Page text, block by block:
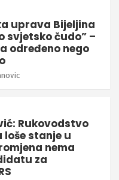
uprava Bijeljina
svjetsko čudo” –
određeno nego
Rukovodstvo
loše stanje u
nema
za